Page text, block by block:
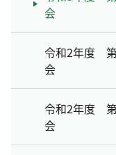
会
令和2年度
会
令和2年度
会